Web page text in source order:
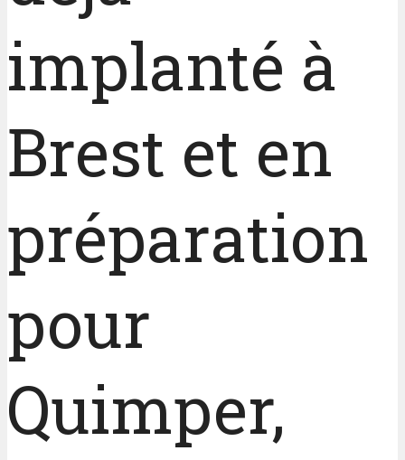
implanté à
Brest et en
préparation
pour
Quimper,